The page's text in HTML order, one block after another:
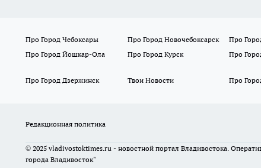
Про Город Чебоксары Про Город Новочебоксарск Про
Про Город Йошкар-Ола
Про Город Курск Про
Про Город Дзержинск
Твои Новости Про
Редакционная политика
© 2025 vladivostoktimes.ru - новостной портал Владивостока.
города Владивосток"